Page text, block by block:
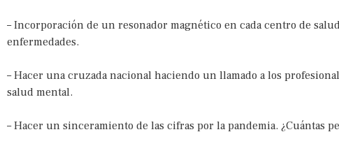
– Incorporación de un resonador magnético en cada centro de
enfermedades.
– Hacer una cruzada nacional haciendo un llamado a los
salud mental.
– Hacer un sinceramiento de las cifras por la pandemia. ¿Cuántas